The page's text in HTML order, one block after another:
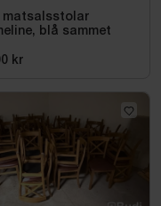
matsalsstolar
blå sammet
kr